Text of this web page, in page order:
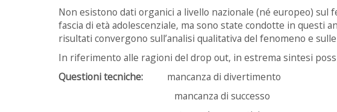
Non esistono dati organici a livello nazionale (né europeo) sul
fascia di età adolescenziale, ma sono state condotte in questi
risultati convergono sull’analisi qualitativa del fenomeno e
In riferimento alle ragioni del drop out, in estrema sintesi
Questioni tecniche: mancanza di divertimento
mancanza di successo